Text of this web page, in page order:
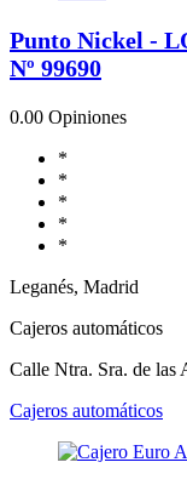
Punto Nickel -
Nº 99690
0.00 Opiniones
*
*
*
*
*
Leganés, Madrid
Cajeros automáticos
Calle Ntra. Sra. de las
Cajeros automáticos